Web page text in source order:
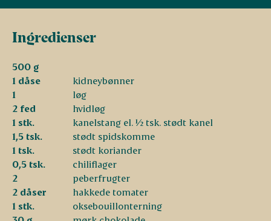
Ingredienser
500 g
1 dåse
kidneybønner
1
løg
2 fed
hvidløg
1 stk.
kanelstang el. ½ tsk. stødt kanel
1,5 tsk.
stødt spidskomme
1 tsk.
stødt koriander
0,5 tsk.
chiliflager
2
peberfrugter
2 dåser
hakkede tomater
1 stk.
oksebouillonterning